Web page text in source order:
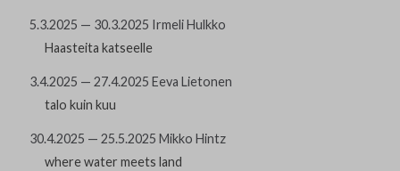
Jäsenluettelo
5.3.2025 — 30.3.2025 Irmeli Hulkko
Haasteita katseelle
3.4.2025 — 27.4.2025 Eeva Lietonen
talo kuin kuu
30.4.2025 — 25.5.2025 Mikko Hintz
where water meets land